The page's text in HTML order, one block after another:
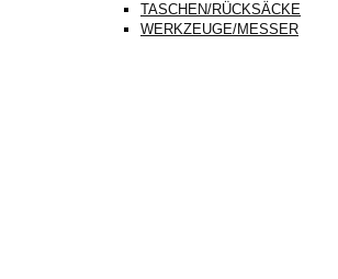
TASCHEN/RÜCKSÄCKE
WERKZEUGE/MESSER